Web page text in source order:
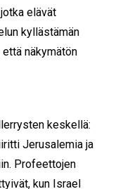
elävät
kyllästämän
näkymätön
keskellä:
Jerusalemia ja
Profeettojen
kun Israel